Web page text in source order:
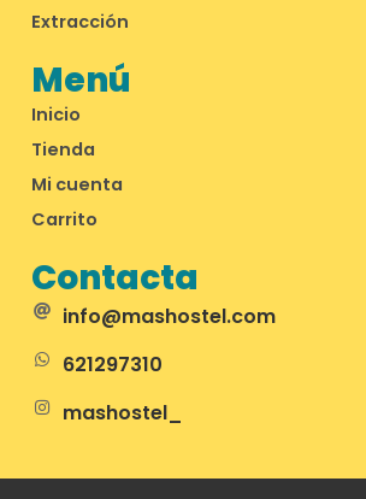
Menú
Inicio
Tienda
Mi cuenta
Carrito
Extracción
Contacta
info@mashostel.com
621297310
mashostel_